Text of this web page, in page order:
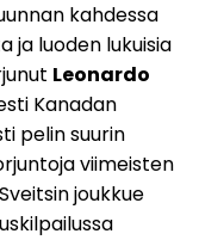
kahdessa
ja luoden lukuisia
Leonardo
Kanadan
pelin suurin
viimeisten
joukkue